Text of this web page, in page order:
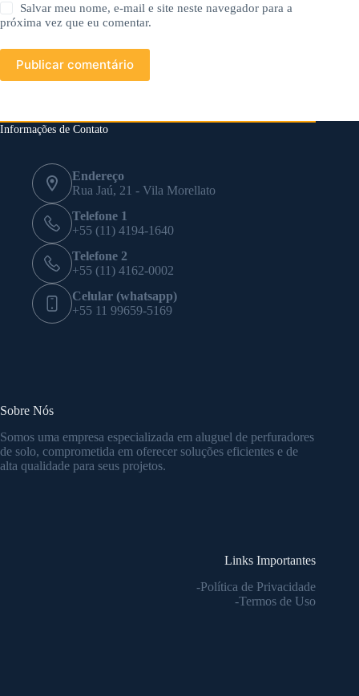
Salvar meu nome, e-mail e site neste navegador para a
próxima vez que eu comentar.
Publicar comentário
Informações de Contato
Endereço
Rua Jaú, 21 - Vila Morellato
Telefone 1
+55 (11) 4194-1640
Telefone 2
+55 (11) 4162-0002
Celular (whatsapp)
+55 11 99659-5169
Sobre Nós
Somos uma empresa especializada em aluguel de perfuradores
de solo, comprometida em oferecer soluções eficientes e de
alta qualidade para seus projetos.
Links Importantes
-Política de Privacidade
-Termos de Uso